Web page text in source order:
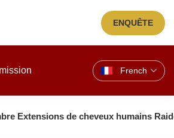
ENQUÊTE
French
Extensions de cheveux humains